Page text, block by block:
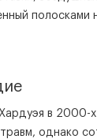
полосками
в 2000-
однако